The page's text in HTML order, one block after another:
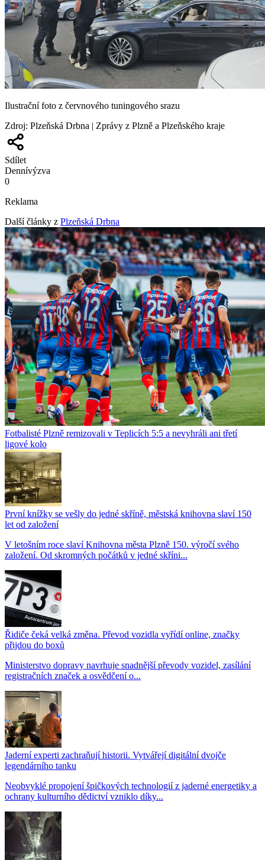
Ilustrační foto z červnového tuningového srazu
Zdroj: Plzeňská Drbna | Zprávy z Plzně a Plzeňského kraje
Sdílet
Dennívýzva
0
Reklama
Další články z Plzeňská Drbna
Fotbalisté Plzně remizovali v Teplicích 5:5 a nevyhráli ani třetí
ligové kolo
První knížky se vešly do jedné skříně, městská knihovna slaví 150
let od založení
V letošním roce slaví Knihovna města Plzně 150. výročí svého
založení. Od skromných počátků v jedné skříni...
Řidiče čeká velká změna. Převod vozidla vyřídí online, značky
přijdou do boxů
Ministerstvo dopravy navrhuje snadnější převody vozidel, zasílání
registračních značek a osvědčení o...
Jaderní experti zachraňují historii. Vytvářejí digitální dvojče
legendárního tanku
Neobvyklé propojení špičkových technologií z jaderné energetiky a
ochrany kulturního dědictví vzniklo díky...